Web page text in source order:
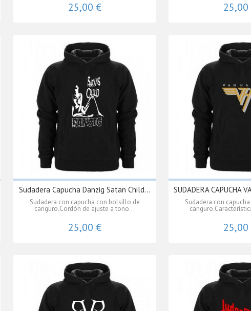
25,00 € 25,00
Sudadera Capucha Danzig Satan Child...
Sudadera con capucha con bolsillo de
canguro.Cordón de ajuste a tono...
25,00 €
SUDADERA CAPUCHA
Sudadera con
25,00